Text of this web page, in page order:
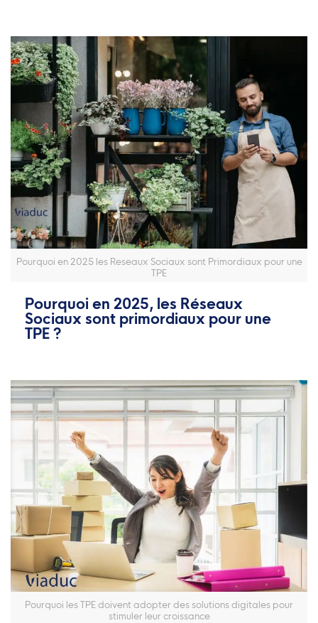
Pourquoi en 2025 les Reseaux Sociaux sont Primordiaux pour une
TPE
Pourquoi en 2025, les Réseaux
Sociaux sont primordiaux pour une
TPE ?
Pourquoi les TPE doivent adopter des solutions digitales pour
stimuler leur croissance